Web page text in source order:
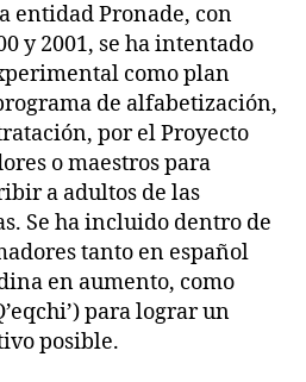
entidad Pronade, con
y 2001, se ha intentado
como plan
de alfabetización,
por el Proyecto
o maestros para
a adultos de las
Se ha incluido dentro de
tanto en español
en aumento, como
para lograr un
posible.